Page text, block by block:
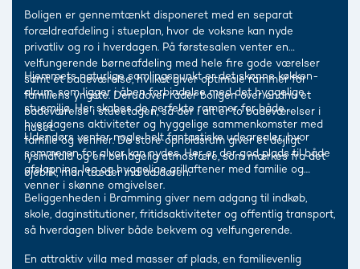
Boligen er gennemtænkt disponeret med en separat
forældreafdeling i stueplan, hvor de voksne kan nyde
privatliv og ro i hverdagen. På førstesalen venter en
velfungerende børneafdeling med hele fire gode værelser
samt et badeværelse, hvilket giver optimale rammer for
familiens yngste. Derudover råder boligen over endnu et
badeværelse i stueetagen, så der i alt er to badeværelser i
huset.
Hjemmets naturlige samlingspunkt er det skønne køkken-
alrum, som ligger i åben forbindelse med det hyggelige
stuemiljø. Her skabes de perfekte rammer for både
hverdagens aktiviteter og hyggelige sammenkomster med
familie og venner. De store opholdsrum giver et dejligt
lysindfald og en behagelig atmosfære, som mærkes fra det
øjeblik, man træder ind ad døren.
Udendørs venter nogle helt fantastiske udearealer, hvor
sommeren for alvor kan nydes. Her er der god plads til både
afslapning, leg og hyggelige grillaftener med familie og
venner i skønne omgivelser.
Beliggenheden i Bramming giver nem adgang til indkøb,
skole, daginstitutioner, fritidsaktiviteter og offentlig transport,
så hverdagen bliver både bekvem og velfungerende.
En attraktiv villa med masser af plads, en familievenlig